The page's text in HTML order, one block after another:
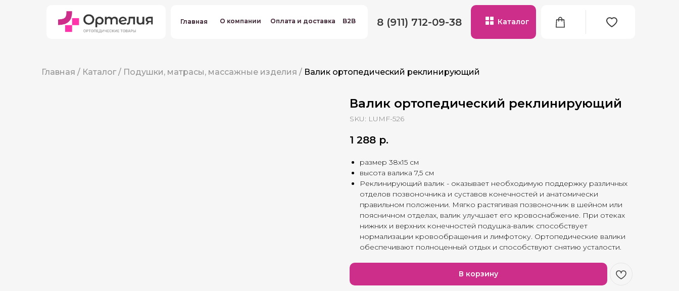
B2B
Оплата и доставка
О компании
Главная B2B
Оплата и доставка
О компании
Главная Каталог
8 (911) 712-09-38
Главная / Каталог/ Подушки, матрасы, массажные изделия / Валик ортопедический реклинирующий
Валик ортопедический реклинирующий
SKU: LUMF-526
1 288 р.
размер 38х15 см
высота валика 7,5 см
Реклинирующий валик - оказывает необходимую поддержку различных
отделов позвоночника и суставов конечностей и анатомически
правильном положении. Мягко растягивая позвоночник в шейном или
поясничном отделах, валик улучшает его кровоснабжение. При отеках
нижних и верхних конечностей подушка-валик способствует
нормализации кровообращения и лимфотоку. Ортопедические валики
обеспечивают полноценный отдых и способствуют снятию усталости.
В корзину